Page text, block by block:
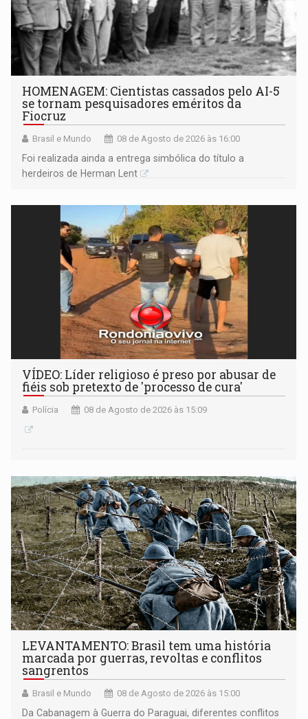
HOMENAGEM: Cientistas cassados pelo AI-5
se tornam pesquisadores eméritos da
Fiocruz
Brasil e Mundo 08 de Agosto de 2026 às 16:00
Foi realizada ainda a entrega simbólica do título a
herdeiros de Herman Lent
VÍDEO: Líder religioso é preso por abusar de
fiéis sob pretexto de 'processo de cura'
Polícia 08 de Agosto de 2026 às 15:09
LEVANTAMENTO: Brasil tem uma história
marcada por guerras, revoltas e conflitos
sangrentos
Brasil e Mundo 08 de Agosto de 2026 às 15:00
Da Cabanagem à Guerra do Paraguai, diferentes conflitos